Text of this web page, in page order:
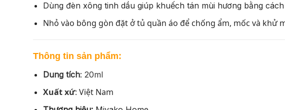
Dùng đèn xông tinh dầu giúp khuếch tán mùi hương bằng
Nhỏ vào bông gòn đặt ở tủ quần áo để chống ẩm, mốc và khử
Thông tin sản phẩm:
Dung tích: 20ml
Xuất xứ: Việt Nam